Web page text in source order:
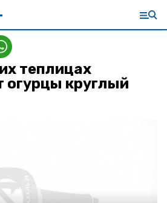
теплицах
круглый